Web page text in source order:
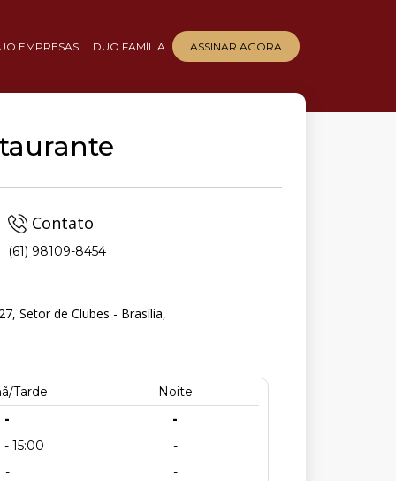
EMPRESAS DUO FAMÍLIA ASSINAR AGORA
Contato
(61) 98109-8454
Setor de Clubes - Brasília,
Tarde
Noite
-
-
- 15:00
-
-
-